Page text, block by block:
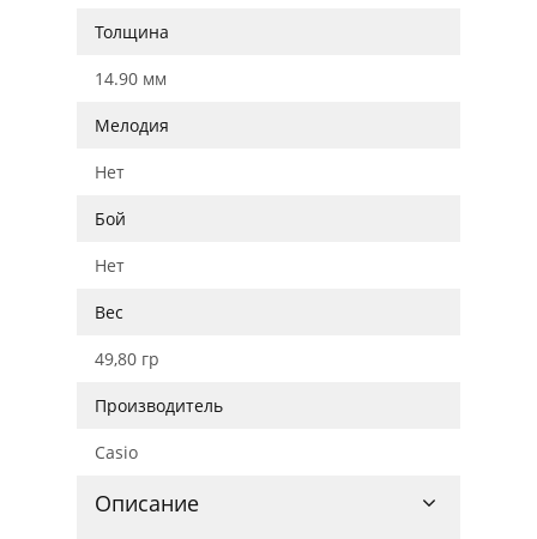
Толщина
14.90 мм
Мелодия
Нет
Бой
Нет
Вес
49,80 гр
Производитель
Casio
Описание